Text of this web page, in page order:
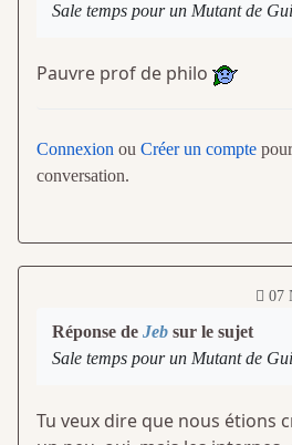
Sale temps pour un Mutant de
Pauvre prof de philo
Connexion ou Créer un compte
conversation.
07
Réponse de Jeb sur le sujet
Sale temps pour un Mutant de
Tu veux dire que nous étions